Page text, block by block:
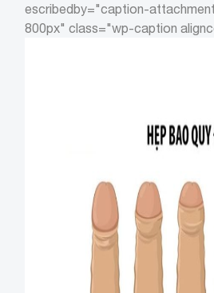
escribedby="caption-
800px" class="wp-caption